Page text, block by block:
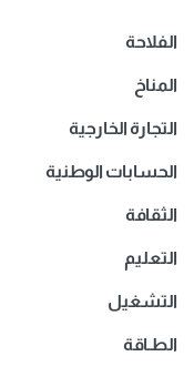
الفلاحة
المناخ
التجارة الخارجية
الحسابات الوطنية
الثقافة
التعليم
التشغيل
الطـاقة